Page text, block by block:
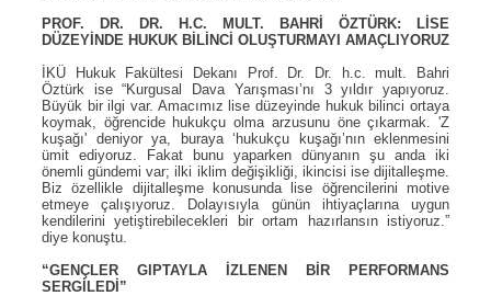
PROF. DR. DR. H.C. MULT. BAHRİ ÖZTÜRK: LİSE
DÜZEYİNDE HUKUK BİLİNCİ OLUŞTURMAYI AMAÇLIYORUZ
İKÜ Hukuk Fakültesi Dekanı Prof. Dr. Dr. h.c. mult. Bahri
Öztürk ise “Kurgusal Dava Yarışması’nı 3 yıldır yapıyoruz.
Büyük bir ilgi var. Amacımız lise düzeyinde hukuk bilinci ortaya
koymak, öğrencide hukukçu olma arzusunu öne çıkarmak. 'Z
kuşağı' deniyor ya, buraya ‘hukukçu kuşağı’nın eklenmesini
ümit ediyoruz. Fakat bunu yaparken dünyanın şu anda iki
önemli gündemi var; ilki iklim değişikliği, ikincisi ise dijitalleşme.
Biz özellikle dijitalleşme konusunda lise öğrencilerini motive
etmeye çalışıyoruz. Dolayısıyla günün ihtiyaçlarına uygun
kendilerini yetiştirebilecekleri bir ortam hazırlansın istiyoruz.”
diye konuştu.
“GENÇLER GIPTAYLA İZLENEN BİR PERFORMANS
SERGİLEDİ”